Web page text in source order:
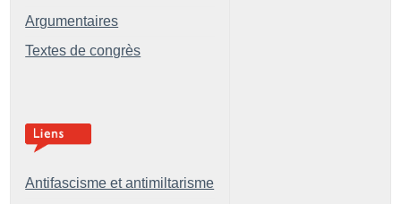
Argumentaires
Textes de congrès
Antifascisme et antimiltarisme